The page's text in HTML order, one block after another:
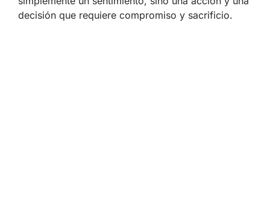
decisión que requiere compromiso y sacrificio.